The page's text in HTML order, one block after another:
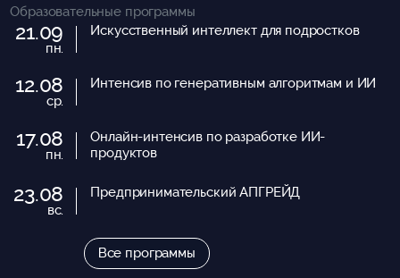
Образовательные программы
21.09
пн.
Искусственный интеллект для подростков
12.08
ср.
Интенсив по генеративным алгоритмам и ИИ
17.08
пн.
Онлайн-интенсив по разработке ИИ-
продуктов
23.08
вс.
Предпринимательский АПГРЕЙД
Все программы